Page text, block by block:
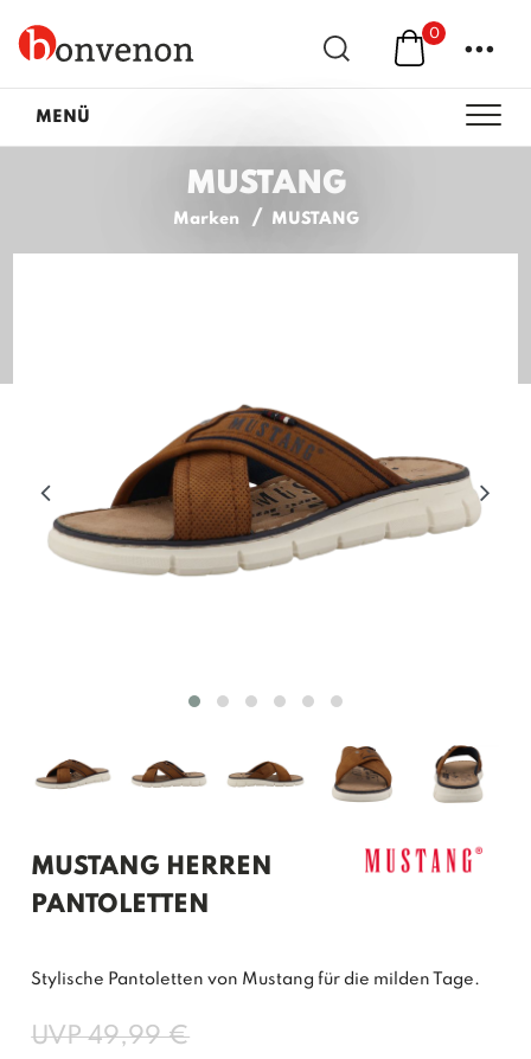
0 ...
MENÜ
MUSTANG
Marken MUSTANG
MUSTANG HERREN
PANTOLETTEN
Stylische Pantoletten von Mustang für die milden Tage.
UVP 49,99 €